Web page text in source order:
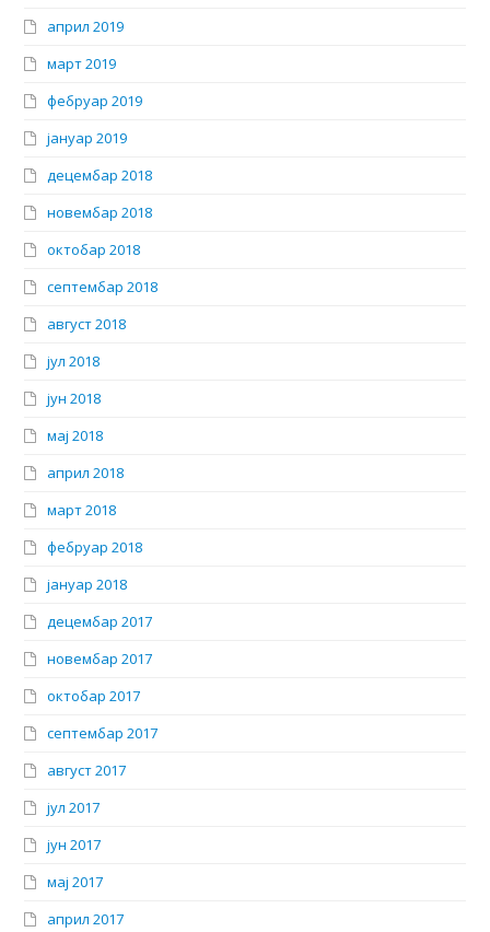
април 2019
март 2019
фебруар 2019
јануар 2019
децембар 2018
новембар 2018
октобар 2018
септембар 2018
август 2018
јул 2018
јун 2018
мај 2018
април 2018
март 2018
фебруар 2018
јануар 2018
децембар 2017
новембар 2017
октобар 2017
септембар 2017
август 2017
јул 2017
јун 2017
мај 2017
април 2017